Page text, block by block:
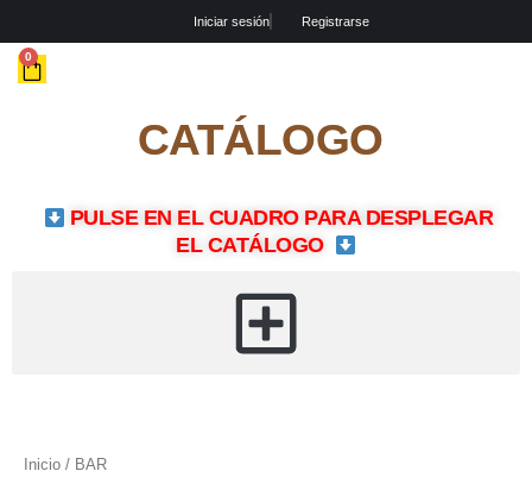
contenido
Iniciar sesión Registrarse
0
CART
CATÁLOGO
PULSE EN EL CUADRO PARA DESPLEGAR
EL CATÁLOGO
Inicio / BAR